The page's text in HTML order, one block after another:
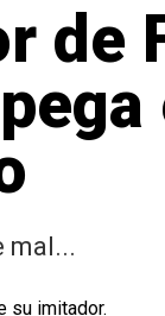
de
mal...